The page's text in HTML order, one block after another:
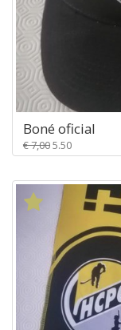
Boné oficial
€ 7,005.50